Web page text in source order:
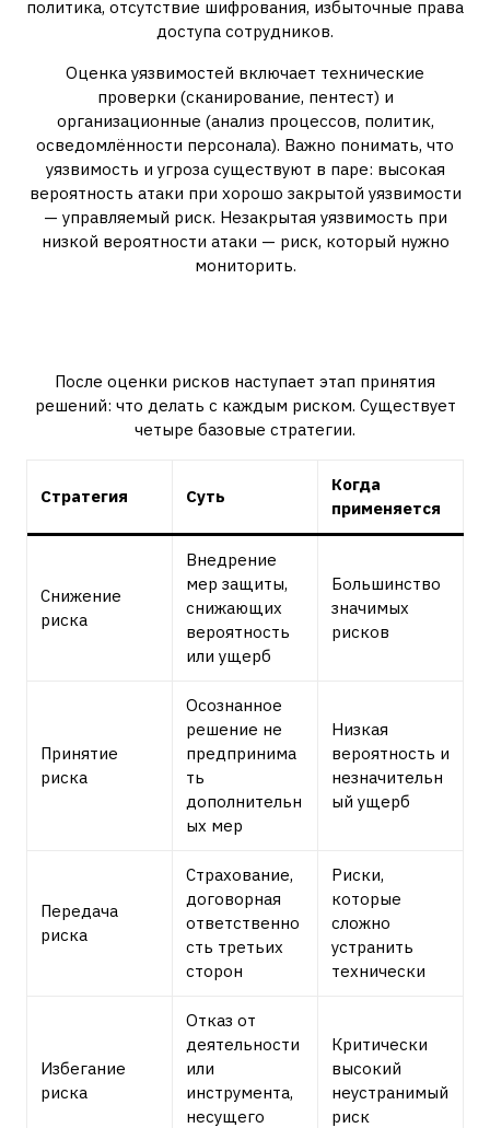
политика, отсутствие шифрования, избыточные права
доступа сотрудников.
Оценка уязвимостей включает технические
проверки (сканирование, пентест) и
организационные (анализ процессов, политик,
осведомлённости персонала). Важно понимать, что
уязвимость и угроза существуют в паре: высокая
вероятность атаки при хорошо закрытой уязвимости
— управляемый риск. Незакрытая уязвимость при
низкой вероятности атаки — риск, который нужно
мониторить.
После оценки рисков наступает этап принятия
решений: что делать с каждым риском. Существует
четыре базовые стратегии.
Стратегия Суть
Когда
применяется
Снижение
риска
Внедрение
мер защиты,
снижающих
вероятность
или ущерб
Большинство
значимых
рисков
Принятие
риска
Осознанное
решение не
предпринима
ть
дополнительн
ых мер
Низкая
вероятность и
незначительн
ый ущерб
Передача
риска
Страхование,
договорная
ответственно
сть третьих
сторон
Риски,
которые
сложно
устранить
технически
Избегание
риска
Отказ от
деятельности
или
инструмента,
несущего
Критически
высокий
неустранимый
риск